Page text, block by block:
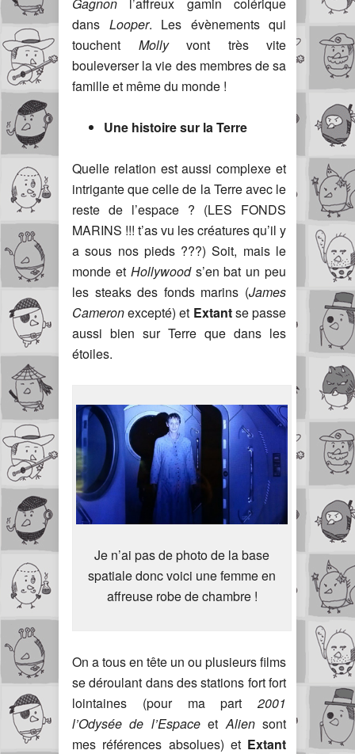
Gagnon l’affreux gamin colérique
dans Looper. Les évènements qui
touchent Mollyvont très vite
bouleverser la vie des membres de sa
famille et même du monde !
Une histoire sur la Terre
Quelle relation est aussi complexe et
intrigante que celle de la Terre avec le
reste de l’espace ? (LES FONDS
MARINS !!! t’as vu les créatures qu’il y
a sous nos pieds ???) Soit, mais le
monde et Hollywoods’en bat un peu
les steaks des fonds marins (James
Cameronexcepté) et Extantse passe
aussi bien sur Terre que dans les
étoiles.
Je n’ai pas de photo de la base
spatiale donc voici une femme en
affreuse robe de chambre !
On a tous en tête un ou plusieurs films
se déroulant dans des stations fort fort
lointaines (pour ma part 2001
l’Odysée de l’Espaceet Aliensont
mes références absolues) et Extant